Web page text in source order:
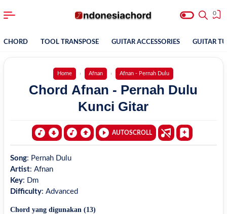
0
CHORD TOOL TRANSPOSE GUITAR ACCESSORIES GUITAR
Home Afnan Afnan - Pernah Dulu
Chord Afnan - Pernah Dulu
Kunci Gitar
AUTOSCROLL
Song: Pernah Dulu
Artist: Afnan
Key: Dm
Difficulty: Advanced
Chord yang digunakan (13)